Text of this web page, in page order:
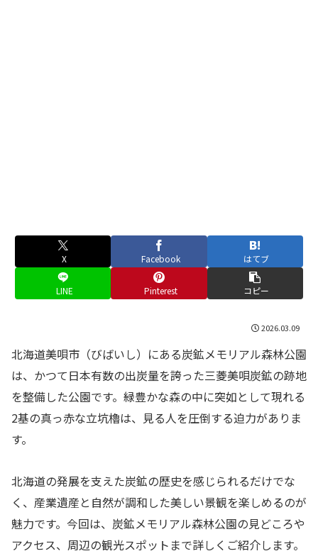
X Facebook はてブ
LINE Pinterest コピー
2026.03.09
北海道美唄市（びばいし）にある炭鉱メモリアル森林公園
は、かつて日本有数の出炭量を誇った三菱美唄炭鉱の跡地
を整備した公園です。緑豊かな森の中に突如として現れる
2基の真っ赤な立坑櫓は、見る人を圧倒する迫力がありま
す。
北海道の発展を支えた炭鉱の歴史を感じられるだけでな
く、産業遺産と自然が調和した美しい景観を楽しめるのが
魅力です。今回は、炭鉱メモリアル森林公園の見どころや
アクセス、周辺の観光スポットまで詳しくご紹介します。